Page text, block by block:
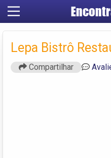
Lepa Bistrô
Compartilhar